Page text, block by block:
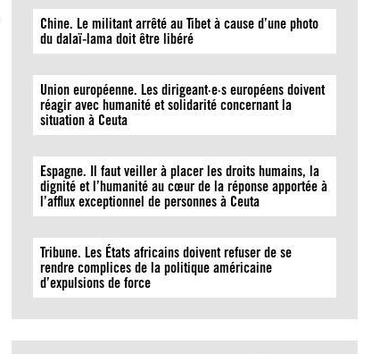
Chine. Le militant arrêté au Tibet à cause d’une photo
du dalaï-lama doit être libéré
Union européenne. Les dirigeant·e·s européens doivent
réagir avec humanité et solidarité concernant la
situation à Ceuta
Espagne. Il faut veiller à placer les droits humains, la
dignité et l’humanité au cœur de la réponse apportée à
l’afflux exceptionnel de personnes à Ceuta
Tribune. Les États africains doivent refuser de se
rendre complices de la politique américaine
d’expulsions de force